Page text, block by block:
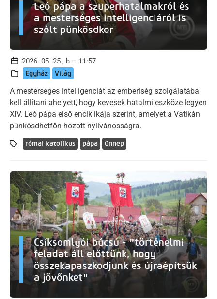
Leó pápa a szuperhatalmakról és
a mesterséges intelligenciáról is
szólt pünkösdkor
2026. 05. 25., h – 11:57
Egyház Világ
A mesterséges intelligenciát az emberiség szolgálatába
kell állítani ahelyett, hogy kevesek hatalmi eszköze legyen
XIV. Leó pápa első enciklikája szerint, amelyet a Vatikán
pünkösdhétfőn hozott nyilvánosságra.
római katolikus pápa ünnep
Csíksomlyói búcsú - "történelmi
feladat áll előttünk, hogy
összekapaszkodjunk és újraépítsük
a jövőnket"